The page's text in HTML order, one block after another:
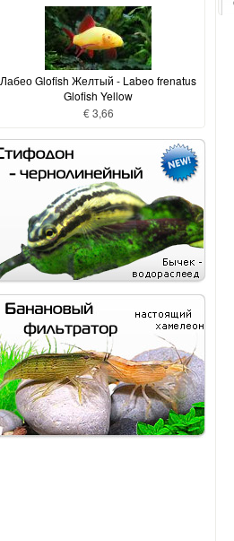
Лабео Glofish Желтый - Labeo frenatus
Glofish Yellow
€ 3,66